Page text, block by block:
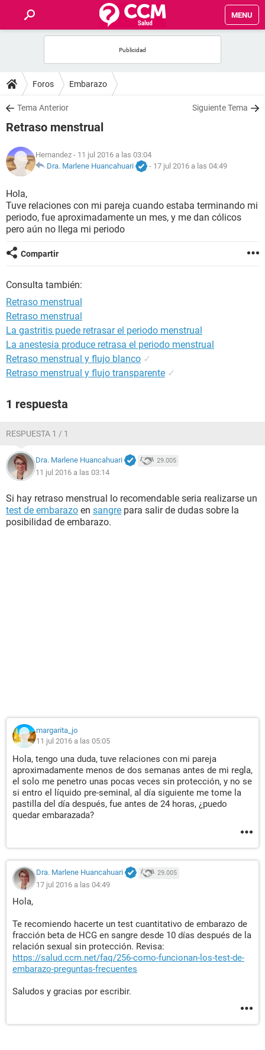
MENU
FOROS
SALUD
NUTRICIÓN
BIENESTAR
SEXUALIDAD
GLOSARIO
Foros Embarazo
Tema Anterior Siguiente Tema
Retraso menstrual
Hernandez - 11 jul 2016 a las 03:04
Dra. Marlene Huancahuari
- 17 jul 2016 a las 04:49
Hola,
Tuve relaciones con mi pareja cuando estaba terminando mi
periodo, fue aproximadamente un mes, y me dan cólicos
pero aún no llega mi periodo
Compartir
Consulta también:
Retraso menstrual
Retraso menstrual
La gastritis puede retrasar el periodo menstrual
La anestesia produce retrasa el periodo menstrual
Retraso menstrual y flujo blanco ✓
Retraso menstrual y flujo transparente ✓
1 respuesta
RESPUESTA 1 / 1
Dra. Marlene Huancahuari 29.005
11 jul 2016 a las 03:14
Si hay retraso menstrual lo recomendable seria realizarse un
test de embarazo en sangre para salir de dudas sobre la
posibilidad de embarazo.
margarita_jo
11 jul 2016 a las 05:05
Hola, tengo una duda, tuve relaciones con mi pareja
aproximadamente menos de dos semanas antes de mi regla,
el solo me penetro unas pocas veces sin protección, y no se
si entro el líquido pre-seminal, al día siguiente me tome la
pastilla del día después, fue antes de 24 horas, ¿puedo
quedar embarazada?
Dra. Marlene Huancahuari 29.005
17 jul 2016 a las 04:49
Hola,
Te recomiendo hacerte un test cuantitativo de embarazo de
fracción beta de HCG en sangre desde 10 días después de la
relación sexual sin protección. Revisa:
https://salud.ccm.net/faq/256-como-funcionan-los-test-de-
embarazo-preguntas-frecuentes
Saludos y gracias por escribir.